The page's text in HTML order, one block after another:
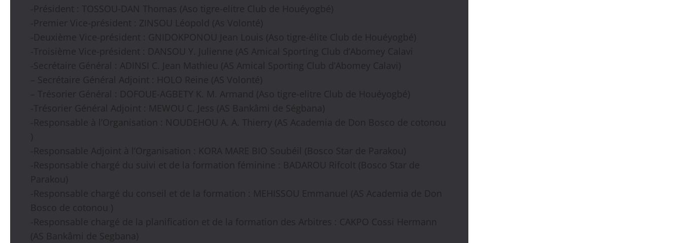
-Président : TOSSOU-DAN Thomas (Aso tigre-elitre Club de Houéyogbé)
-Premier Vice-président : ZINSOU Léopold (As Volonté)
-Deuxième Vice-président : GNIDOKPONOU Jean Louis (Aso tigre-élite Club de Houéyogbé)
-Troisième Vice-président : DANSOU Y. Julienne (AS Amical Sporting Club d’Abomey Calavi
-Secrétaire Général : ADINSI C. Jean Mathieu (AS Amical Sporting Club d’Abomey Calavi)
– Secrétaire Général Adjoint : HOLO Reine (AS Volonté)
– Trésorier Général : DOFOUE-AGBETY K. M. Armand (Aso tigre-elitre Club de Houéyogbé)
-Trésorier Général Adjoint : MEWOU C. Jess (AS Bankâmi de Ségbana)
-Responsable à l’Organisation : NOUDEHOU A. A. Thierry (AS Academia de Don Bosco de cotonou
)
-Responsable Adjoint à l’Organisation : KORA MARE BIO Soubéil (Bosco Star de Parakou)
-Responsable chargé du suivi et de la formation féminine : BADAROU Rifcolt (Bosco Star de
Parakou)
-Responsable chargé du conseil et de la formation : MEHISSOU Emmanuel (AS Academia de Don
Bosco de cotonou )
-Responsable chargé de la planification et de la formation des Arbitres : CAKPO Cossi Hermann
(AS Bankâmi de Segbana)